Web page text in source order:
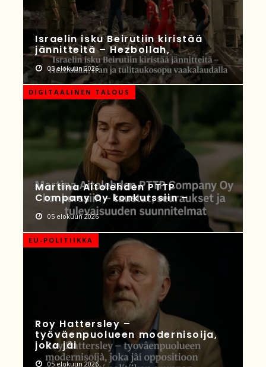
Israelin isku Beirutiin kiristää
jännitteitä – Hezbollah,
05 elokuun 2026
DIGITAALINEN TALOUS
Martina Aitolehden PTTP
Company Oy konkurssiin –
05 elokuun 2026
EU-POLITIIKKA
Roy Hattersley –
työväenpuolueen modernisoija,
joka jäi
05 elokuun 2026